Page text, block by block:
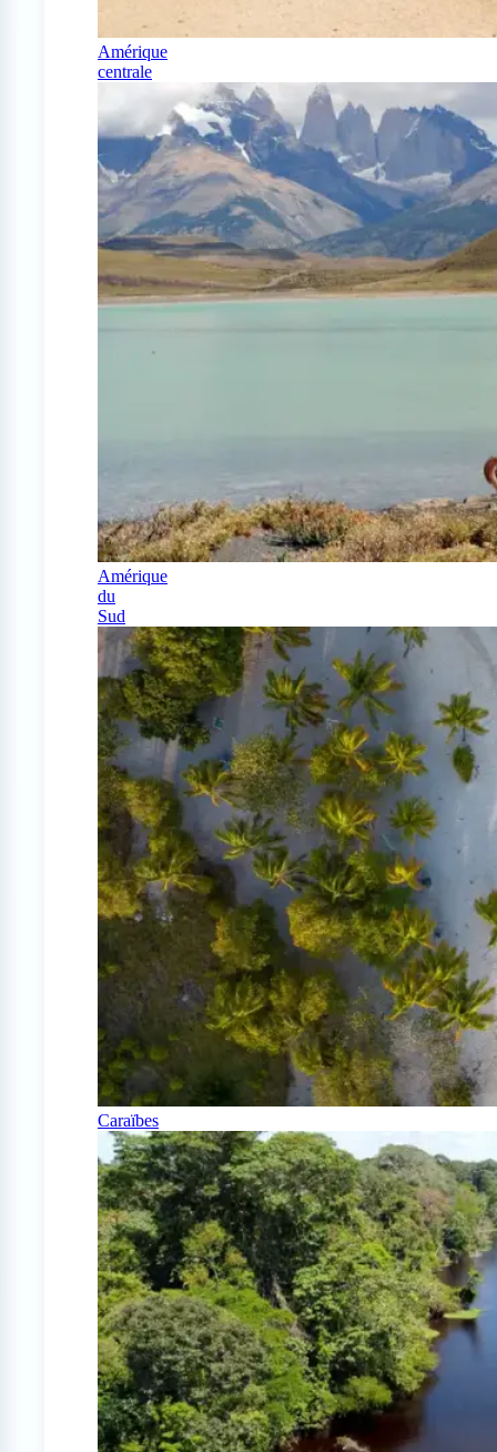
Amérique
centrale
Amérique
du
Sud
Caraïbes